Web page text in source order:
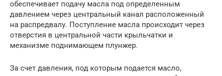
обеспечивает подачу масла под определенным
давлением через центральный канал расположенный
на распредвалу. Поступление масла происходит через
отверстия в центральной части крыльчатки и
механизме поднимающем плунжер.
За счет давления, под которым подается масло,